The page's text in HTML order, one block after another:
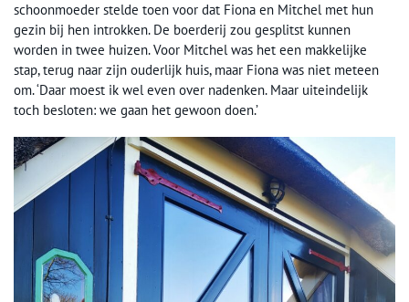
schoonmoeder stelde toen voor dat Fiona en Mitchel met hun
gezin bij hen introkken. De boerderij zou gesplitst kunnen
worden in twee huizen. Voor Mitchel was het een makkelijke
stap, terug naar zijn ouderlijk huis, maar Fiona was niet meteen
om. ‘Daar moest ik wel even over nadenken. Maar uiteindelijk
toch besloten: we gaan het gewoon doen.’